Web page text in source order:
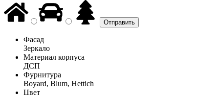
Фасад
Зеркало
Материал корпуса
ДСП
Фурнитура
Boyard, Blum, Hettich
Цвет